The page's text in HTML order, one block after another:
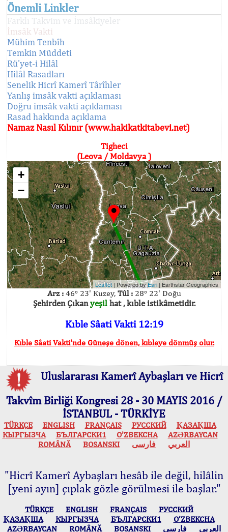
Önemli Linkler
Farklı Takvim ve İmsâkiyeler
İmsâk Vakti
Mühim Tenbîh
Temkin Müddeti
Rü'yet-i Hilâl
Hilâl Rasadları
Senelik Hicrî Kamerî Târîhler
Yanlış imsâk vakti açıklaması
Doğru imsâk vakti açıklaması
Rasad hakkında açıklama
Namaz Nasıl Kılınır (www.hakikatkitabevi.net)
Tigheci
(Leova / Moldavya )
+
−
Leaflet| Powered byEsri | Earthstar Geographics
Arz :46° 23' Kuzey, Tûl :28° 22' Doğu
Şehirden Çıkanyeşilhat , kıble istikâmetidir.
Kıble Sâati Vakti 12:19
Kıble Sâati Vakti'nde Güneşe dönen, kıbleye dönmüş olur.
Uluslararası Kamerî Aybaşları ve Hicrî
Takvîm Birliği Kongresi 28 - 30 MAYIS 2016 /
İSTANBUL - TÜRKİYE
TÜRKÇE ENGLISH FRANÇAIS РУССКИЙ
ҚАЗАҚША
КЫPГЫЗЧA
БЪЛГАРСКИ1 O’ZBEKCHA
AZӘRBAYCAN
ROMÂNĂ
BOSANSKI العربي فارسی
"Hicrî Kamerî Aybaşları hesâb ile değil, hilâlin
[yeni ayın] çıplak gözle görülmesi ile başlar."
TÜRKÇE ENGLISH FRANÇAIS
РУССКИЙ
ҚАЗАҚША
КЫPГЫЗЧA БЪЛГАРСКИ1
O’ZBEKCHA
AZӘRBAYCAN
ROMÂNĂ BOSANSKI العربي فارسی